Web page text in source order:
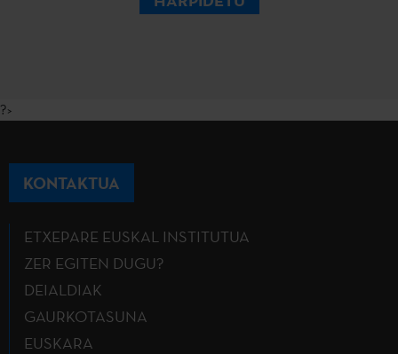
?>
KONTAKTUA
ETXEPARE EUSKAL INSTITUTUA
ZER EGITEN DUGU?
DEIALDIAK
GAURKOTASUNA
EUSKARA